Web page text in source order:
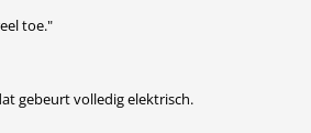
toe."
gebeurt volledig elektrisch.